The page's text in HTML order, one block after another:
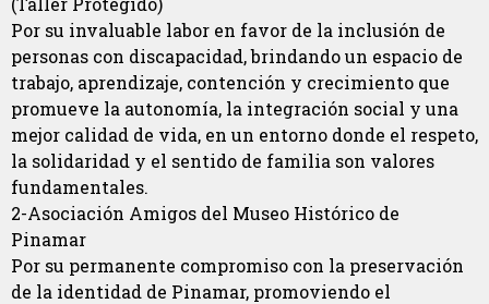
Por su invaluable labor en favor de la inclusión de
personas con discapacidad, brindando un espacio de
trabajo, aprendizaje, contención y crecimiento que
promueve la autonomía, la integración social y una
mejor calidad de vida, en un entorno donde el respeto,
la solidaridad y el sentido de familia son valores
fundamentales.
2-Asociación Amigos del Museo Histórico de
Pinamar
Por su permanente compromiso con la preservación
de la identidad de Pinamar, promoviendo el